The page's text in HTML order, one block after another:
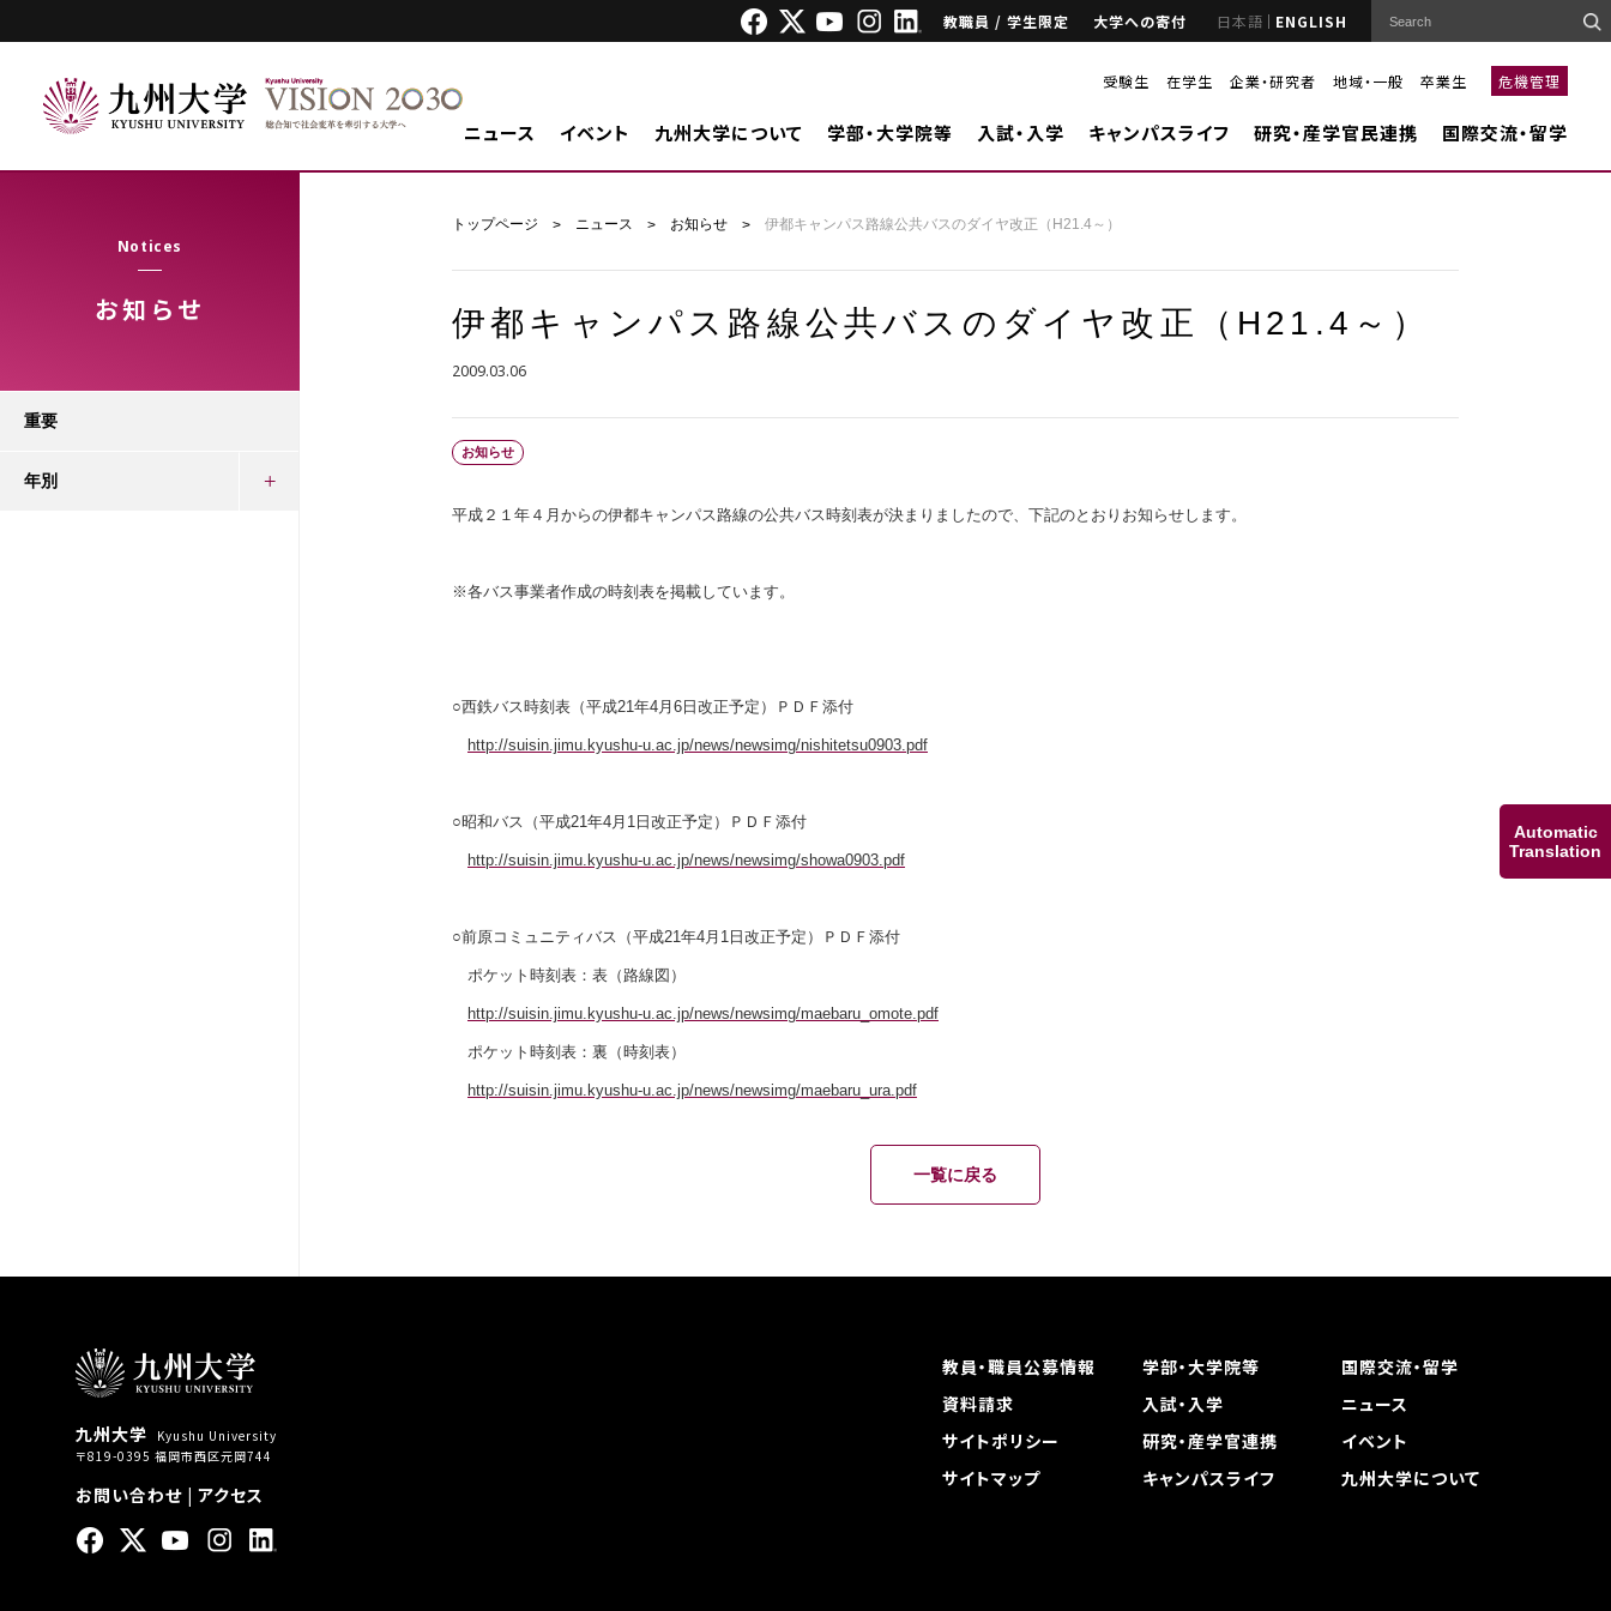
Automatic
Translation
教職員 / 学生限定 大学への寄付 日本語 ENGLISH
受験生 在学生 企業・研究者 地域・一般 卒業生 危機管理
ニュース イベント 九州大学について 学部・大学院等 入試・入学 キャンパスライフ 研究・産学官民連携 国際交流・留学
Notices
お知らせ
トップページ ニュース お知らせ 伊都キャンパス路線公共バスのダイヤ改正（H21.4～）
伊都キャンパス路線公共バスのダイヤ改正（H21.4～）
2009.03.06
お知らせ
平成２１年４月からの伊都キャンパス路線の公共バス時刻表が決まりましたので、下記のとおりお知らせします。
※各バス事業者作成の時刻表を掲載しています。
○西鉄バス時刻表（平成21年4月6日改正予定）ＰＤＦ添付
http://suisin.jimu.kyushu-u.ac.jp/news/newsimg/nishitetsu0903.pdf
○昭和バス（平成21年4月1日改正予定）ＰＤＦ添付
http://suisin.jimu.kyushu-u.ac.jp/news/newsimg/showa0903.pdf
○前原コミュニティバス（平成21年4月1日改正予定）ＰＤＦ添付
ポケット時刻表：表（路線図）
http://suisin.jimu.kyushu-u.ac.jp/news/newsimg/maebaru_omote.pdf
ポケット時刻表：裏（時刻表）
http://suisin.jimu.kyushu-u.ac.jp/news/newsimg/maebaru_ura.pdf
一覧に戻る
重要
年別
九州大学
Kyushu University
〒819-0395 福岡市西区元岡744
お問い合わせ |アクセス
教員・職員公募情報 学部・大学院等
国際交流・留学
資料請求
入試・入学
ニュース
サイトポリシー
研究・産学官連携
イベント
サイトマップ
キャンパスライフ 九州大学について